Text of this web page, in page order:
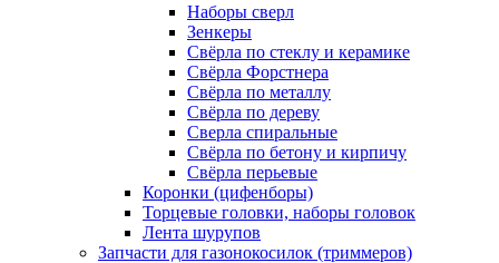
Наборы сверл
Зенкеры
Свёрла по стеклу и керамике
Свёрла Форстнера
Свёрла по металлу
Свёрла по дереву
Сверла спиральные
Свёрла по бетону и кирпичу
Свёрла перьевые
Коронки (цифенборы)
Торцевые головки, наборы головок
Лента шурупов
Запчасти для газонокосилок (триммеров)